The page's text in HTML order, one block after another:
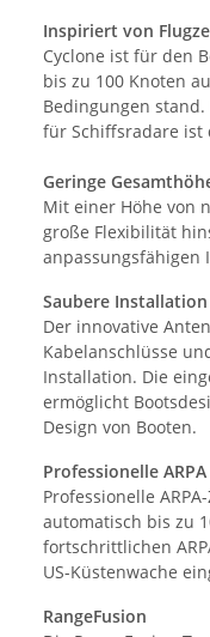
Inspiriert von
Cyclone ist für den
bis zu 100 Knoten
Bedingungen stand.
für Schiffsradare
Geringe
Mit einer Höhe von
große Flexibilität
anpassungsfähigen
Saubere Installation
Der innovative
Kabelanschlüsse
Installation. Die
ermöglicht
Design von Booten.
Professionelle ARPA
Professionelle
automatisch bis zu
fortschrittlichen
US-Küstenwache
RangeFusion